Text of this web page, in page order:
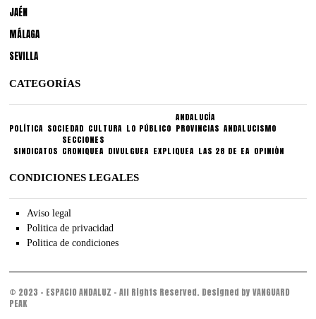
JAÉN
MÁLAGA
SEVILLA
CATEGORÍAS
POLÍTICA SOCIEDAD CULTURA LO PÚBLICO
ANDALUCÍA
PROVINCIAS ANDALUCISMO
SINDICATOS
SECCIONES
CRONIQUEA DIVULGUEA EXPLIQUEA LAS 28 DE EA OPINIÓN
CONDICIONES LEGALES
Aviso legal
Politica de privacidad
Politica de condiciones
© 2023 - ESPACIO ANDALUZ - All Rights Reserved. Designed by VANGUARD
PEAK